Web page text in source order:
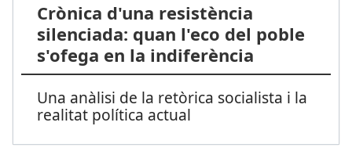
Crònica d'una resistència
silenciada: quan l'eco del poble
s'ofega en la indiferència
Una anàlisi de la retòrica socialista i la
realitat política actual